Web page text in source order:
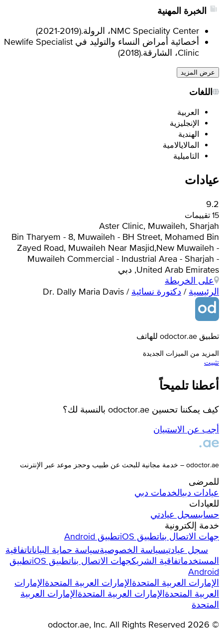
الخبرة المهنية
NMC Speciality Center، الرولة. (
2019-2021
)
أخصائية أمراض النساء والتوليد في Newlife Specialist
Clinic، الشارقة.
(
2018
)
عرض المزيد
اللغات
العربية
الإنجليزية
الهندية
المالايالامية
التاميلية
عيادات
9.2
15 تقييمات
Aster Clinic, Muwaileh, Sharjah
Bin Tharyem - 8, Muwaileh - BH Street, Mohamed Bin
Zayed Road, Muwaileh Near Masjid,New Muwaileh -
Muwaileh Commercial - Industrial Area - Sharjah -
United Arab Emirates, دبي
على الخريطة
الرئيسية / دكتورة نسائية /
Dr. Dally Maria Davis
تطبيق odoctor.ae للهاتف
المزيد من الميزات الجديدة
تثبيت
أعطنا تلميحاً
كيف يمكننا تحسين odoctor.ae بالنسبة لك؟
أجب عن الاستبيان
odoctor.ae – خدمة مجانية للبحث عن طبيب وحجز موعد عبر الإنترنت
للمرضى
عيادات دبيالخدمات دبي
للعيادات
حسابيسجل عيادتي
خدمة إلكترونية
جهات الاتصال بناتطبيق iOS
تطبيق Android
سجل عيادتيسياسة الخصوصيةسياسة حماية البياناتاتفاقية
المستخدماتفاقية الشريكجهات الاتصال بناتطبيق iOS
تطبيق
Android
الإمارات العربية المتحدةالإمارات العربية المتحدةالإمارات
العربية المتحدةالإمارات العربية المتحدةالإمارات العربية
المتحدة
©
2026
odoctor.ae, Inc. All Rights Reserved